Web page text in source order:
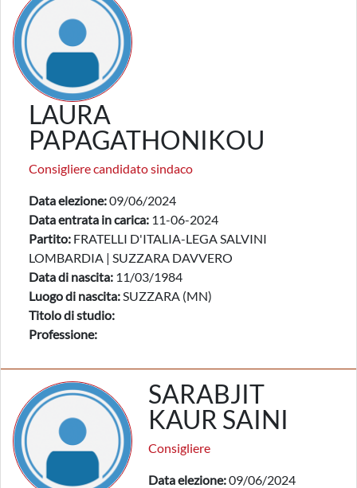
LAURA
PAPAGATHONIKOU
Consigliere candidato sindaco
Data elezione:09/06/2024
Data entrata in carica: 11-06-2024
Partito: FRATELLI D'ITALIA-LEGA SALVINI
LOMBARDIA | SUZZARA DAVVERO
Data di nascita: 11/03/1984
Luogo di nascita:SUZZARA (MN)
Titolo di studio:
Professione:
SARABJIT
KAUR SAINI
Consigliere
Data elezione:09/06/2024